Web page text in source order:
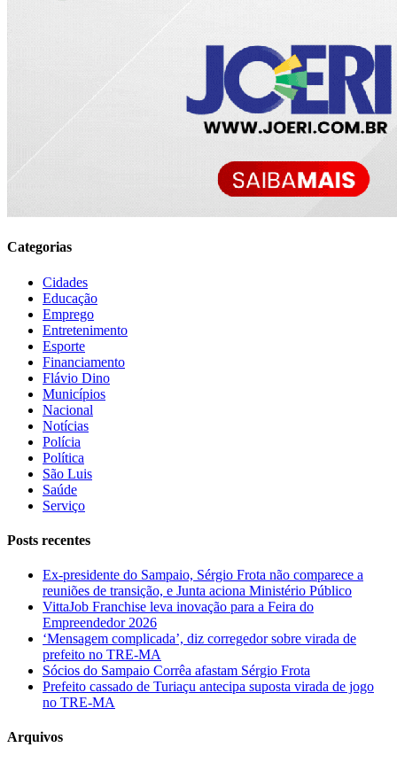
Categorias
Cidades
Educação
Emprego
Entretenimento
Esporte
Financiamento
Flávio Dino
Municípios
Nacional
Notícias
Polícia
Política
São Luis
Saúde
Serviço
Posts recentes
Ex-presidente do Sampaio, Sérgio Frota não comparece a
reuniões de transição, e Junta aciona Ministério Público
VittaJob Franchise leva inovação para a Feira do
Empreendedor 2026
‘Mensagem complicada’, diz corregedor sobre virada de
prefeito no TRE-MA
Sócios do Sampaio Corrêa afastam Sérgio Frota
Prefeito cassado de Turiaçu antecipa suposta virada de jogo
no TRE-MA
Arquivos